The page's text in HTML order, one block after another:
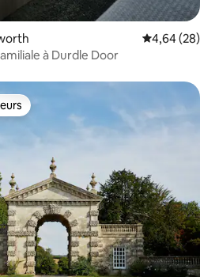
Note
4,64 (28)
à Durdle Door